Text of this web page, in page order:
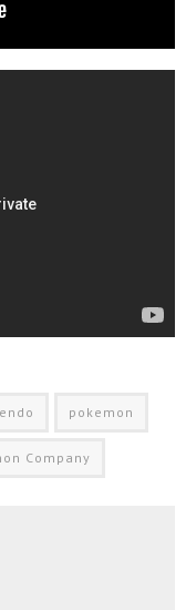
pokemon
Company